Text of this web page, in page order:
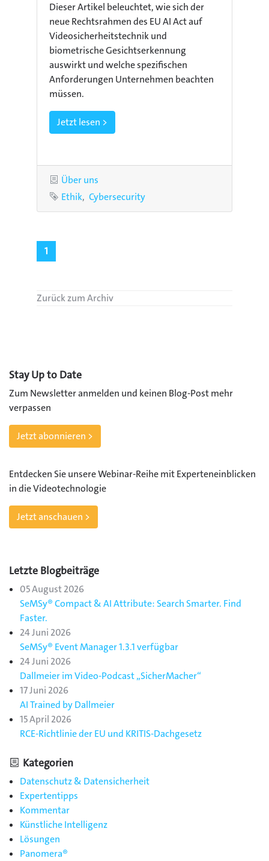
Dieser Artikel beleuchtet, wie sich der
neue Rechtsrahmen des EU AI Act auf
Videosicherheitstechnik und
biometrische Gesichtserkennung
auswirkt und welche spezifischen
Anforderungen Unternehmen beachten
müssen.
Jetzt lesen >
Kategorie
Über uns
Schlagworte
Ethik Cybersecurity
1
Zurück zum Archiv
Stay Up to Date
Zum Newsletter anmelden und keinen Blog-Post mehr
verpassen
Jetzt abonnieren >
Entdecken Sie unsere Webinar-Reihe mit Experteneinblicken
in die Videotechnologie
Jetzt anschauen >
Letzte Blogbeiträge
05 August 2026
SeMSy® Compact & AI Attribute: Search Smarter. Find
Faster.
24 Juni 2026
SeMSy® Event Manager 1.3.1 verfügbar
24 Juni 2026
Dallmeier im Video-Podcast „SicherMacher“
17 Juni 2026
AI Trained by Dallmeier
15 April 2026
RCE-Richtlinie der EU und KRITIS-Dachgesetz
Kategorien
Datenschutz & Datensicherheit
Expertentipps
Kommentar
Künstliche Intelligenz
Lösungen
Panomera®